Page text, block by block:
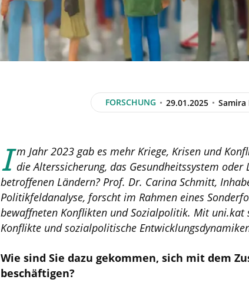
FORSCHUNG 29.01.2025 Samira
I m Jahr 2023 gab es mehr Kriege, Krisen und
die Alterssicherung, das Gesundheitssystem
betroffenen Ländern? Prof. Dr. Carina Schmitt,
Politikfeldanalyse, forscht im Rahmen eines
bewaffneten Konflikten und Sozialpolitik. Mit
Konflikte und sozialpolitische
Wie sind Sie dazu gekommen, sich mit dem
beschäftigen?